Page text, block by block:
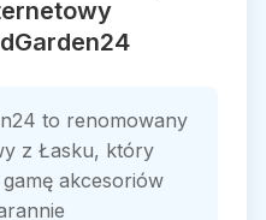
to renomowany
z Łasku, który
akcesoriów